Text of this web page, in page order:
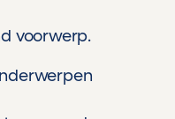
voorwerp.